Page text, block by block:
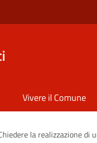
Vivere il Comune
la realizzazione di